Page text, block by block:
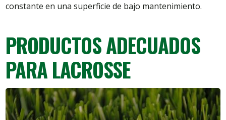
constante en una superficie de bajo mantenimiento.
PRODUCTOS ADECUADOS
PARA LACROSSE